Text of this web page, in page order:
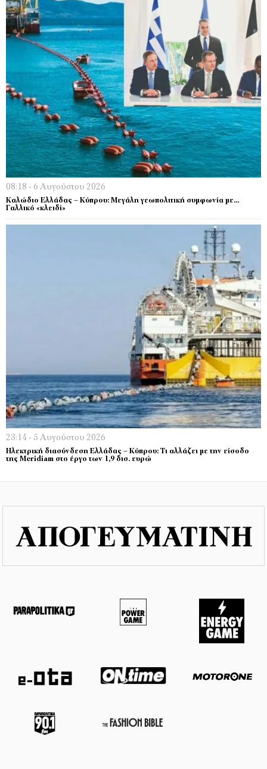
08:18 - 6 Αυγούστου 2026
Kαλώδιο Ελλάδας – Κύπρου: Μεγάλη γεωπολιτική συμφωνία με…
Γαλλικό «κλειδί»
23:14 - 5 Αυγούστου 2026
Ηλεκτρική διασύνδεση Ελλάδας – Κύπρου: Τι αλλάζει με την είσοδο
της Meridiam στο έργο των 1,9 δισ. ευρώ